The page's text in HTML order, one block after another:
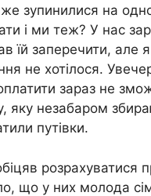
зупинилися на
і ми теж? У нас
їй заперечити, але
не хотілося.
зараз не
яку незабаром
путівки.
розрахуватися
що у них молода